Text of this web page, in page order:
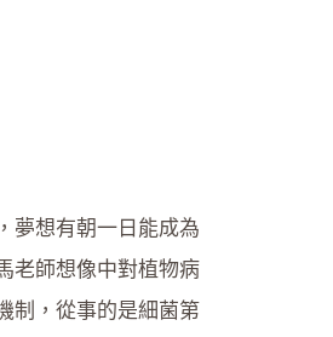
夢想有朝一日能成為
老師想像中對植物病
制，從事的是細菌第